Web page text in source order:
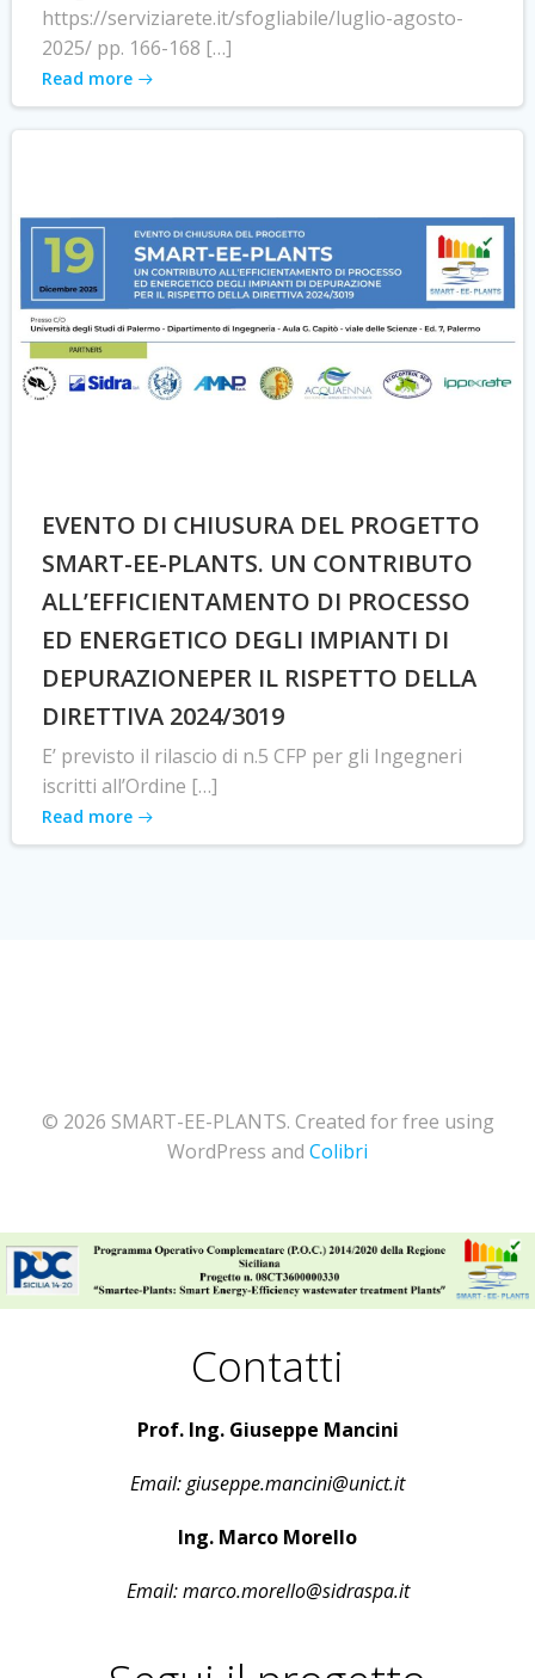
https://serviziarete.it/sfogliabile/luglio-agosto-
2025/ pp. 166-168 […]
Read more
EVENTO DI CHIUSURA DEL PROGETTO
SMART-EE-PLANTS. UN CONTRIBUTO
ALL’EFFICIENTAMENTO DI PROCESSO
ED ENERGETICO DEGLI IMPIANTI DI
DEPURAZIONEPER IL RISPETTO DELLA
DIRETTIVA 2024/3019
E’ previsto il rilascio di n.5 CFP per gli Ingegneri
iscritti all’Ordine […]
Read more
© 2026 SMART-EE-PLANTS. Created for free using
WordPress and Colibri
Contatti
Prof. Ing. Giuseppe Mancini
Email: giuseppe.mancini@unict.it
Ing. Marco Morello
Email: marco.morello@sidraspa.it